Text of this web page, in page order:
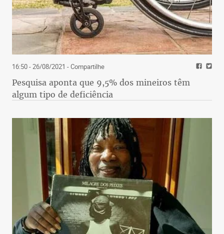
16:50 - 26/08/2021 - Compartilhe
Pesquisa aponta que 9,5% dos mineiros têm
algum tipo de deficiência